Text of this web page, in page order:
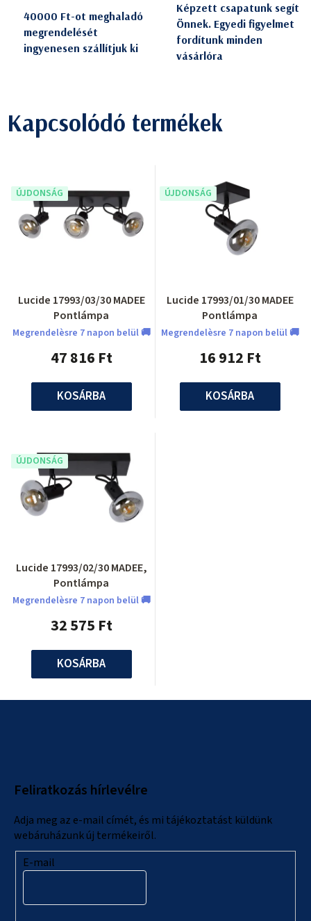
40000 Ft-ot meghaladó
megrendelését
ingyenesen szállítjuk ki
Képzett csapatunk segít
Önnek. Egyedi figyelmet
fordítunk minden
vásárlóra
Kapcsolódó termékek
ÚJDONSÁG
Lucide 17993/03/30 MADEE
Pontlámpa
Megrendelèsre 7 napon belül 🚚
47 816 Ft
KOSÁRBA
ÚJDONSÁG
Lucide 17993/01/30 MADEE
Pontlámpa
Megrendelèsre 7 napon belül 🚚
16 912 Ft
KOSÁRBA
ÚJDONSÁG
Lucide 17993/02/30 MADEE,
Pontlámpa
Megrendelèsre 7 napon belül 🚚
32 575 Ft
KOSÁRBA
Feliratkozás hírlevélre
Adja meg az e-mail címét, és mi tájékoztatást küldünk
webáruházunk új termékeiről.
E-mail